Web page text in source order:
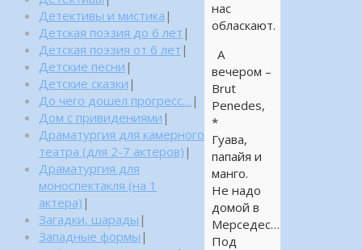
нас
обласкают.
А
вечером –
Brut
Penedes,
*
Гуава,
папайя и
манго.
Не надо
домой в
Мерседес…
Под
Детективы и мистика |
Детская поэзия до 6 лет |
Детская поэзия от 6 лет |
Детские песни |
Детские сказки |
До чего дошел прогресс… |
Дом с привидениями |
Драматургия для камерного
театра (для 2-7 актеров) |
Драматургия для
моноспектакля (на 1
актера) |
Загадки, шарады |
Западные формы |